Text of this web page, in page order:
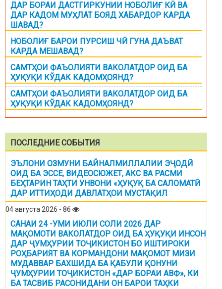
ДАР БОРАИ ДАСТГИРКУНИИ НОБОЛИҒ КӢ ВА
ДАР КАДОМ МУҲЛАТ БОЯД ХАБАРДОР КАРДА
ШАВАД?
НОБОЛИҒ БАРОИ ПУРСИШ ЧӢ ГУНА ДАЪВАТ
КАРДА МЕШАВАД?
САМТҲОИ ФАЪОЛИЯТИ ВАКОЛАТДОР ОИД БА
ҲУҚУҚИ КЎДАК КАДОМҲОЯНД?
САМТҲОИ ФАЪОЛИЯТИ ВАКОЛАТДОР ОИД БА
ҲУҚУҚИ КЎДАК КАДОМҲОЯНД?
ПОСЛЕДНИЕ СОБЫТИЯ
ЭЪЛОНИ ОЗМУНИ БАЙНАЛМИЛЛАЛИИ ЭҶОДӢ
ОИД БА ЭССЕ, ВИДЕОСЮЖЕТ, АКС ВА РАСМИ
БЕҲТАРИН ТАҲТИ УНВОНИ «ҲУҚУҚ БА САЛОМАТӢ
ДАР ИТТИҲОДИ ДАВЛАТҲОИ МУСТАҚИЛ
04 августа 2026 - 86
САНАИ 24 -УМИ ИЮЛИ СОЛИ 2026 ДАР
МАҚОМОТИ ВАКОЛАТДОР ОИД БА ҲУҚУҚИ ИНСОН
ДАР ҶУМҲУРИИ ТОҶИКИСТОН БО ИШТИРОКИ
РОҲБАРИЯТ ВА КОРМАНДОНИ МАҚОМОТ МИЗИ
МУДАВВАР БАХШИДА БА ҚАБУЛИ ҚОНУНИ
ҶУМҲУРИИ ТОҶИКИСТОН «ДАР БОРАИ АВФ», КИ
БА ТАСВИБ РАСОНИДАНИ ОН БАРОИ ТАҲКИ